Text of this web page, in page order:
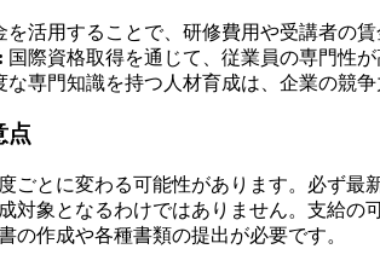
を活用することで、研修費用や受講者の賃
国際資格取得を通じて、従業員の専門性
な専門知識を持つ人材育成は、企業の競争
点
ごとに変わる可能性があります。必ず最
対象となるわけではありません。支給の
の作成や各種書類の提出が必要です。